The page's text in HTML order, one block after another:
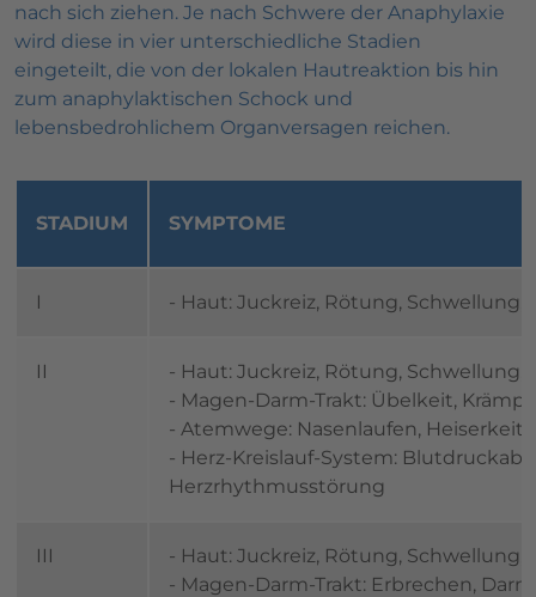
nach sich ziehen. Je nach Schwere der Anaphylaxie
wird diese in vier unterschiedliche Stadien
eingeteilt, die von der lokalen Hautreaktion bis hin
zum anaphylaktischen Schock und
lebensbedrohlichem Organversagen reichen.
STADIUM SYMPTOME
I - Haut: Juckreiz, Rötung, Schwellung,
II
- Haut: Juckreiz, Rötung, Schwellung,
- Magen-Darm-Trakt: Übelkeit,
- Atemwege: Nasenlaufen,
- Herz-Kreislauf-System:
Herzrhythmusstörung
III
- Haut: Juckreiz, Rötung, Schwellung,
- Magen-Darm-Trakt: Erbrechen,